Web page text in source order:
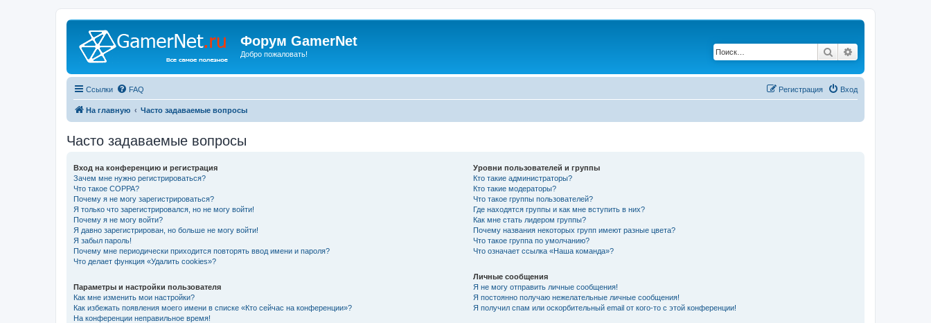
Форум GamerNet
Добро пожаловать! Поиск
Ссылки FAQ Вход
Регистрация
На главную Часто задаваемые вопросы
Часто задаваемые вопросы
Вход на конференцию и регистрация
Зачем мне нужно регистрироваться?
Что такое COPPA?
Почему я не могу зарегистрироваться?
Я только что зарегистрировался, но не могу войти!
Почему я не могу войти?
Я давно зарегистрирован, но больше не могу войти!
Я забыл пароль!
Почему мне периодически приходится повторять ввод имени и пароля?
Что делает функция «Удалить cookies»?
Параметры и настройки пользователя
Как мне изменить мои настройки?
Как избежать появления моего имени в списке «Кто сейчас на конференции»?
На конференции неправильное время!
Уровни пользователей и группы
Кто такие администраторы?
Кто такие модераторы?
Что такое группы пользователей?
Где находятся группы и как мне вступить в них?
Как мне стать лидером группы?
Почему названия некоторых групп имеют разные цвета?
Что такое группа по умолчанию?
Что означает ссылка «Наша команда»?
Личные сообщения
Я не могу отправить личные сообщения!
Я постоянно получаю нежелательные личные сообщения!
Я получил спам или оскорбительный email от кого-то с этой конференции!